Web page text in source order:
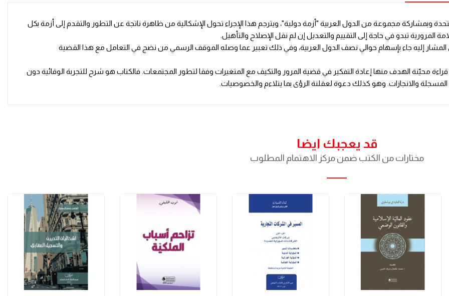
62 للجلسة العامة للأمم المتحدة وبمشاركة مجموعة من الدول العربية "أزمة دولية"، ويترجم هذا الإجراء تحول الإشكالية من ظاهرة ناتجة عن التطور والتقدم إلى أزمة بكل
تبدو في حاجة إلى التقييم والتعديل إن لم نقل الإصلاح والتأهيل.
المشار إليه جاء بإسهام حوالي نصف الدول العربية، وفي ذلك تعبير عما وصله الموقف الرسمي من نضج في التعامل مع هذا القضية
محيّنة الهدف منها إعادة التفكير في قضية المرور والتكيف مع المتغيرات وفقا لتطور المجتمعات. فالكتاب هو شرح للتجربة الوقائية دون
المسجلة والانجازات. وهو كذلك دعوة لعقلنة الرؤى بما يتلاءم والخصوصيات.
قد يعجبك ايضا
مختارات من الكتب ضمن مركز الاهتمام المطلوب